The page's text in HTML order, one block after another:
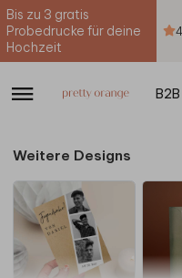
Bis zu 3 gratis
Probedrucke für deine
Hochzeit
B2B
Weitere Designs